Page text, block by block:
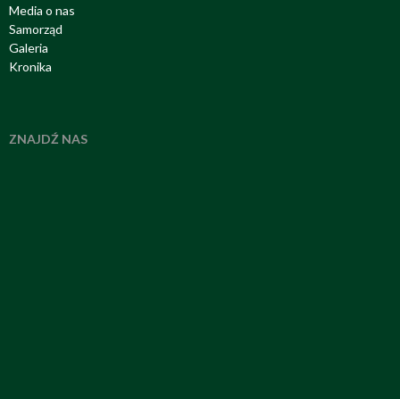
Media o nas
Samorząd
Galeria
Kronika
ZNAJDŹ NAS